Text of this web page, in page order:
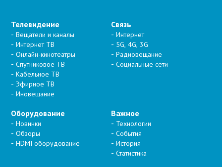
Телевидение
Вещатели и каналы
Интернет ТВ
Онлайн-кинотеатры
Спутниковое ТВ
Кабельное ТВ
Эфирное ТВ
Иновещание
Связь
Интернет
5G, 4G, 3G
Радиовещание
Социальные сети
Оборудование
Новинки
Обзоры
HDMI оборудование
Важное
Технологии
События
История
Статистика